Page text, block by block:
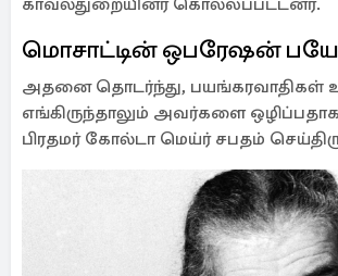
காவல்துறையினர் கொல்லப்பட்டனர்.
மொசாட்டின் ஒபரேஷன்
அதனை தொடர்ந்து, பயங்கரவாதிகள்
எங்கிருந்தாலும் அவர்களை
பிரதமர் கோல்டா மெய்ர் சபதம்